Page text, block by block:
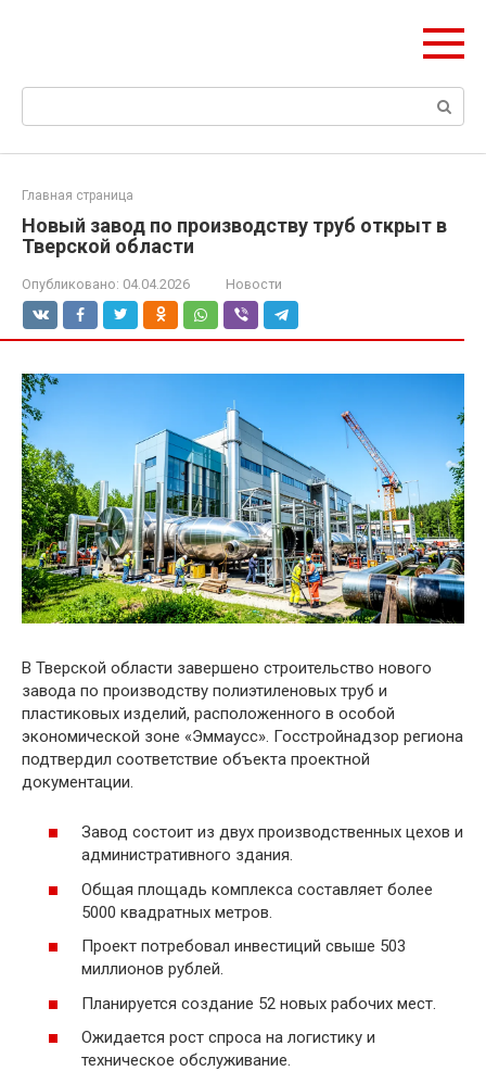
Поиск:
Главная страница
Новый завод по производству труб открыт в
Тверской области
Опубликовано: 04.04.2026 Новости
В Тверской области завершено строительство нового
завода по производству полиэтиленовых труб и
пластиковых изделий, расположенного в особой
экономической зоне «Эммаусс». Госстройнадзор региона
подтвердил соответствие объекта проектной
документации.
Завод состоит из двух производственных цехов и
административного здания.
Общая площадь комплекса составляет более
5000 квадратных метров.
Проект потребовал инвестиций свыше 503
миллионов рублей.
Планируется создание 52 новых рабочих мест.
Ожидается рост спроса на логистику и
техническое обслуживание.